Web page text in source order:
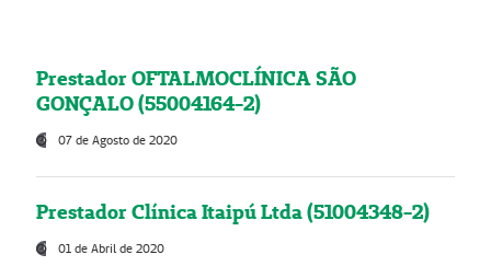
Prestador OFTALMOCLÍNICA SÃO
GONÇALO (55004164-2)
07 de Agosto de 2020
Prestador Clínica Itaipú Ltda (51004348-2)
01 de Abril de 2020